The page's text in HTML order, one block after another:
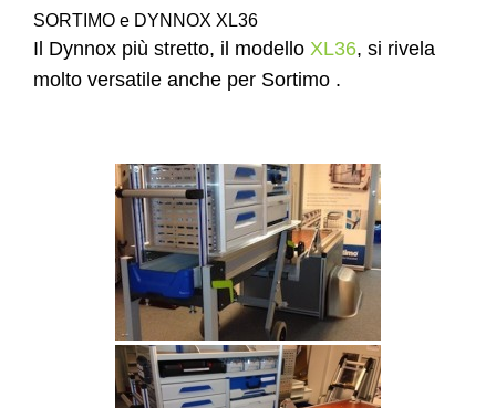
Dynnox
Moduli
Rivenditori
Negozio
SORTIMO e DYNNOX XL36
Il Dynnox più stretto, il modello XL36, si rivela
molto versatile anche per Sortimo .